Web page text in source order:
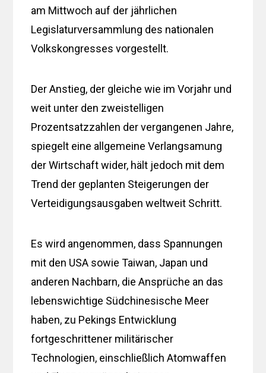
am Mittwoch auf der jährlichen
Legislaturversammlung des nationalen
Volkskongresses vorgestellt.
Der Anstieg, der gleiche wie im Vorjahr und
weit unter den zweistelligen
Prozentsatzzahlen der vergangenen Jahre,
spiegelt eine allgemeine Verlangsamung
der Wirtschaft wider, hält jedoch mit dem
Trend der geplanten Steigerungen der
Verteidigungsausgaben weltweit Schritt.
Es wird angenommen, dass Spannungen
mit den USA sowie Taiwan, Japan und
anderen Nachbarn, die Ansprüche an das
lebenswichtige Südchinesische Meer
haben, zu Pekings Entwicklung
fortgeschrittener militärischer
Technologien, einschließlich Atomwaffen